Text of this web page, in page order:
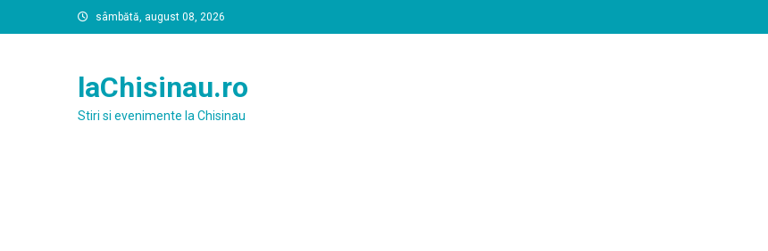
to
sâmbătă, august 08, 2026
laChisinau.ro
Stiri si evenimente la Chisinau